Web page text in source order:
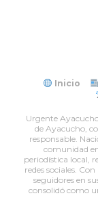
Inicio
Urgente
de Ayacucho,
responsable.
comunidad
periodística local,
redes sociales.
seguidores en
consolidó como